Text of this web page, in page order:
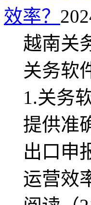
效率？
越南关
关务软
1.关务
提供准
出口申
运营效